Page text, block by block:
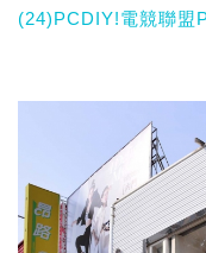
(24)PCDIY!電競聯盟